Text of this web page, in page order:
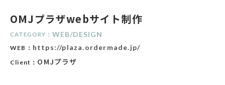
OMJプラザwebサイト制作
CATEGORY： WEB/DESIGN
WEB： https://plaza.ordermade.jp/
Client： OMJプラザ